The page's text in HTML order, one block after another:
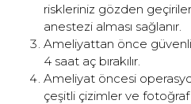
riskleriniz gözden
anestezi alması sağlanır.
Ameliyattan önce
4 saat aç bırakılır.
Ameliyat öncesi
çeşitli çizimler ve fotoğraf